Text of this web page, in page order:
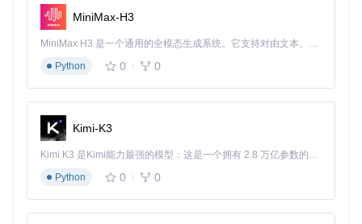
贴图类
型
数据性
颜色数
记录基础色，不含光照
信息
2048×20
矢量数
据
2048×20
48
粗糙度
灰度数
金属度 区分金属/非金属属性
AO
灰度数
据
1024×10
24
MiniMax-H3
MiniMax H3 是一个通用的全模态生成系统。它支持对由文本、图像、视频和音频组成的多模态上下文进行统一理解，并能生成分辨率高达 2K、时长可达 15 秒的带原生立体声音频的视频。得益于面向任务泛化的系统设计，H3 在预训练阶段就已具备广泛的多模态上下文理解与生成能力，能够出色地执行复杂的多模态指令。
Python
0 0
Kimi-K3
Kimi K3 是Kimi能力最强的模型：这是一个拥有 2.8 万亿参数的混合专家（MoE）模型，具备原生视觉理解能力，并支持 100 万 token 的上下文窗口。
Python
0 0